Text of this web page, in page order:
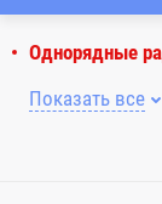
Однорядные
Показать все